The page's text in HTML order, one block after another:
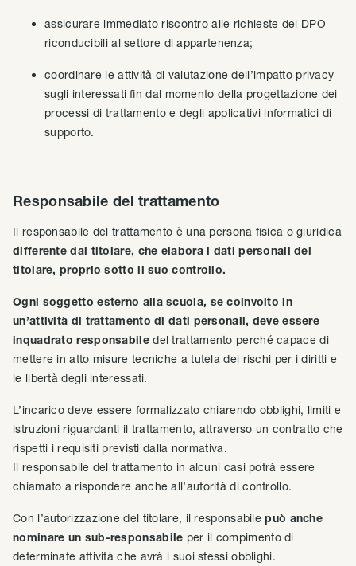
assicurare immediato riscontro alle richieste del DPO
riconducibili al settore di appartenenza;
coordinare le attività di valutazione dell’impatto privacy
sugli interessati fin dal momento della progettazione dei
processi di trattamento e degli applicativi informatici di
supporto.
Responsabile del trattamento
Il responsabile del trattamento è una persona fisica o giuridica
differente dal titolare, che elabora i dati personali del
titolare, proprio sotto il suo controllo.
Ogni soggetto esterno alla scuola, se coinvolto in
un’attività di trattamento di dati personali, deve essere
inquadrato responsabiledel trattamento perché capace di
mettere in atto misure tecniche a tutela dei rischi per i diritti e
le libertà degli interessati.
L’incarico deve essere formalizzato chiarendo obblighi, limiti e
istruzioni riguardanti il trattamento, attraverso un contratto che
rispetti i requisiti previsti dalla normativa.
Il responsabile del trattamento in alcuni casi potrà essere
chiamato a rispondere anche all’autorità di controllo.
Con l’autorizzazione del titolare, il responsabilepuò anche
nominare un sub-responsabile per il compimento di
determinate attività che avrà i suoi stessi obblighi.